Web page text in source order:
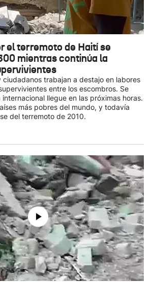
el terremoto de Haití se
mientras continúa la
ciudadanos trabajan a destajo en labores
entre los escombros. Se
llegue en las próximas horas.
más pobres del mundo, y todavía
del terremoto de 2010.